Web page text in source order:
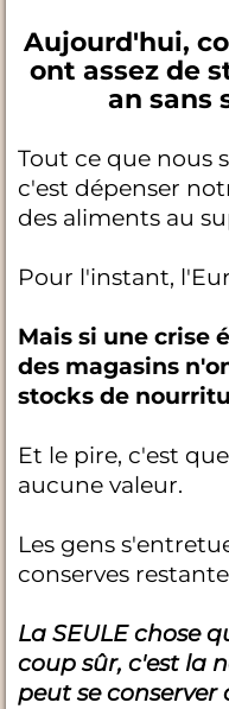
Aujourd'hui,
ont assez de
an sans
Tout ce que nous
c'est dépenser
des aliments au
Pour l'instant,
Mais si une crise
des magasins
stocks de
Et le pire, c'est
aucune valeur.
Les gens
conserves
La SEULE chose
coup sûr, c'est la
peut se conserver